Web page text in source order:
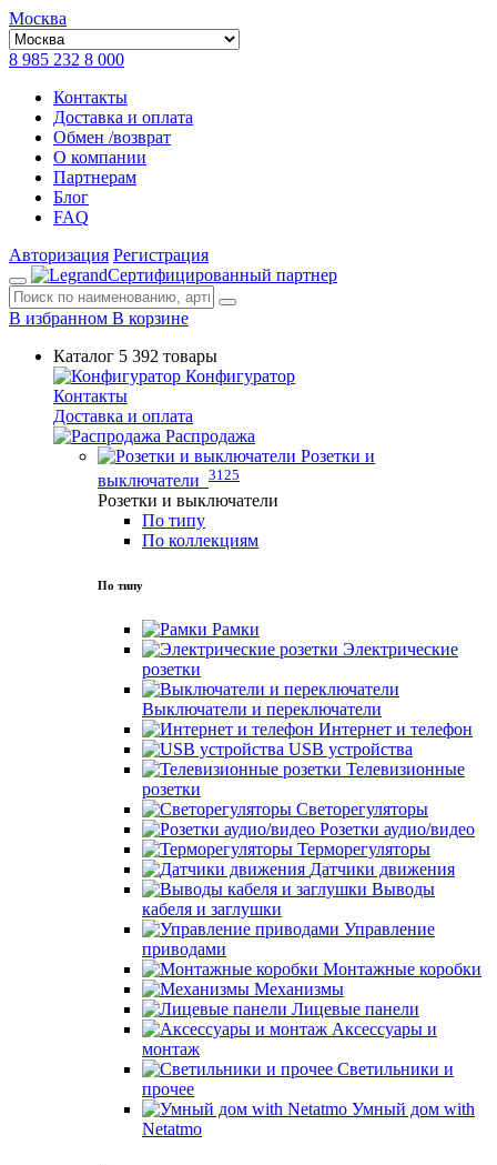
Москва
8 985 232 8 000
Контакты
Доставка и оплата
Обмен /возврат
О компании
Партнерам
Блог
FAQ
Авторизация Регистрация
Сертифицированный партнер
В избранном В корзине
Каталог 5 392 товары
Конфигуратор
Контакты
Доставка и оплата
Распродажа
Розетки и
выключатели 3125
Розетки и выключатели
По типу
По коллекциям
По типу
Рамки
Электрические
розетки
Выключатели и переключатели
Интернет и телефон
USB устройства
Телевизионные
розетки
Светорегуляторы
Розетки аудио/видео
Терморегуляторы
Датчики движения
Выводы
кабеля и заглушки
Управление
приводами
Монтажные коробки
Механизмы
Лицевые панели
Аксессуары и
монтаж
Светильники и
прочее
Умный дом with
Netatmo